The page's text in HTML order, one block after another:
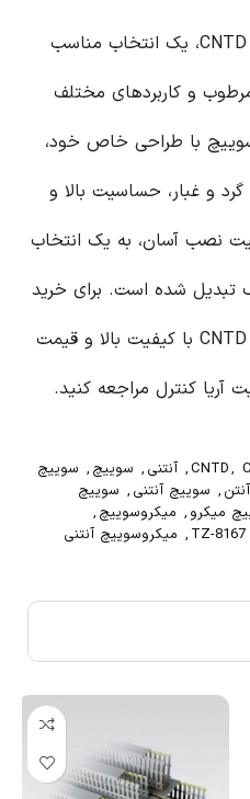
میکروسوییچ آنتنی CNTD TZ-8167، یک انتخاب مناسب
و کاربردهای مختلف
با طراحی خاص خود،
و غبار، حساسیت بالا و
نصب آسان، به یک انتخاب
تبدیل شده است. برای خرید
میکروسوییچ آنتنی CNTD TZ-8167 با کیفیت بالا و قیمت
آریا کنترل مراجعه کنید.
CNTD,
, آنتنی , سوییچ , سوییچ
, سوییچ آنتنی , سوییچ
میکرو , میکروسوییچ ,
, میکروسوییچ آنتنی